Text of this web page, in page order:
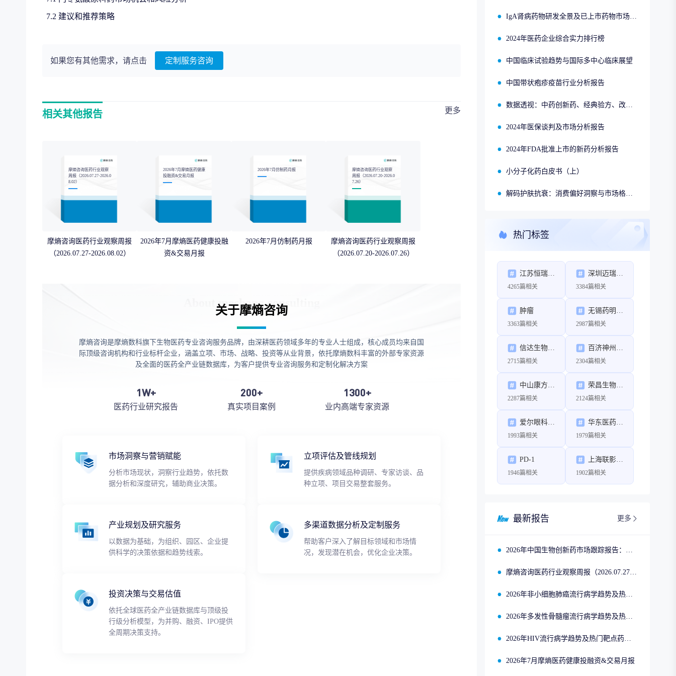
7.2 建议和推荐策略
如果您有其他需求，请点击 定制服务咨询
相关其他报告 更多
摩熵咨询医药行业观察
周报（2026.07.27-2026.0
8.02）
摩熵咨询医药行业观察周报
（2026.07.27-2026.08.02）
2026年7月摩熵医药健康
投融资&交易月报
2026年7月摩熵医药健康投融
资&交易月报
2026年7月仿制药月报
2026年7月仿制药月报
摩熵咨询医药行业观察
周报（2026.07.20-2026.0
7.26）
摩熵咨询医药行业观察周报
（2026.07.20-2026.07.26）
关于摩熵咨询
摩熵咨询是摩熵数科旗下生物医药专业咨询服务品牌，由深耕医药领域多年的专业人士组成，核心成员均来自国
际顶级咨询机构和行业标杆企业，涵盖立项、市场、战略、投资等从业背景，依托摩熵数科丰富的外部专家资源
及全面的医药全产业链数据库，为客户提供专业咨询服务和定制化解决方案
1W+
医药行业研究报告
200+
真实项目案例
1300+
业内高端专家资源
市场洞察与营销赋能
分析市场现状，洞察行业趋势，依托数
据分析和深度研究，辅助商业决策。
立项评估及管线规划
提供疾病领域品种调研、专家访谈、品
种立项、项目交易整套服务。
产业规划及研究服务
以数据为基础，为组织、园区、企业提
供科学的决策依据和趋势线索。
多渠道数据分析及定制服务
帮助客户深入了解目标领域和市场情
况，发现潜在机会，优化企业决策。
投资决策与交易估值
依托全球医药全产业链数据库与顶级投
行级分析模型，为并购、融资、IPO提供
全周期决策支持。
IgA肾病药物研发全景及已上市药物市场竞争格局报告
2024年医药企业综合实力排行榜
中国临床试验趋势与国际多中心临床展望
中国带状疱疹疫苗行业分析报告
数据透视：中药创新药、经典验方、改良型新药、同名同方的申报、获批、销售情况
2024年医保谈判及市场分析报告
2024年FDA批准上市的新药分析报告
小分子化药白皮书（上）
解码护肤抗衰：消费偏好洞察与市场格局分析
热门标签
江苏恒瑞医药股份有限公司
4265篇相关
深圳迈瑞生物医疗电子股份有限公司
3384篇相关
肿瘤
3363篇相关
无锡药明康德新药开发股份有限公司
2987篇相关
信达生物制药（苏州）有限公司
2715篇相关
百济神州（北京）生物科技有限公司
2304篇相关
中山康方生物医药有限公司
2287篇相关
荣昌生物制药（烟台）股份有限公司
2124篇相关
爱尔眼科医院集团股份有限公司
1993篇相关
华东医药股份有限公司
1979篇相关
PD-1
1946篇相关
上海联影医疗科技股份有限公司
1902篇相关
最新报告 更多
2026年中国生物创新药市场跟踪报告：司美格鲁肽2025年四季度市场回顾
摩熵咨询医药行业观察周报（2026.07.27-2026.08.02）
2026年非小细胞肺癌流行病学趋势及热门靶点药物市场表现洞察
2026年多发性骨髓瘤流行病学趋势及热门靶点药物市场表现洞察
2026年HIV流行病学趋势及热门靶点药物市场表现洞察
2026年7月摩熵医药健康投融资&交易月报